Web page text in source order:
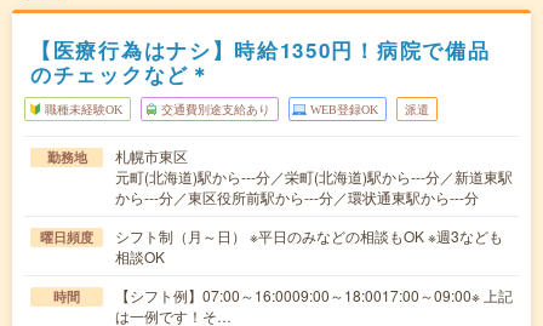
【医療行為はナシ】時給1350円！病院で備品
のチェックなど＊
職種未経験OK 交通費別途支給あり WEB登録OK 派遣
勤務地
札幌市東区
元町(北海道)駅から---分／栄町(北海道)駅から---分／新道東駅
から---分／東区役所前駅から---分／環状通東駅から---分
曜日頻度
シフト制（月～日） ※平日のみなどの相談もOK ※週3なども
相談OK
時間
【シフト例】07:00～16:0009:00～18:0017:00～09:00※ 上記
は一例です！そ…